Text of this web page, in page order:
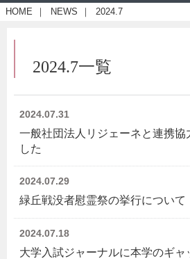
HOME ｜ NEWS ｜ 2024.7
2024.7一覧
2024.07.31
一般社団法人リジェーネと連携協
した
2024.07.29
緑丘戦没者慰霊祭の挙行について
2024.07.18
大学入試ジャーナルに本学のギャ